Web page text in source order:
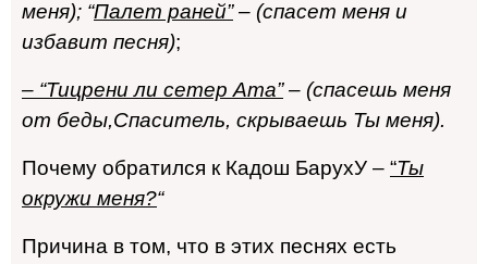
меня); “Палет раней”– (спасет меня и
избавит песня);
– “Тицрени ли сетер Ата”– (спасешь меня
от беды,Спаситель, скрываешь Ты меня).
Почему обратился к Кадош БарухУ – “Ты
окружи меня?“
Причина в том, что в этих песнях есть